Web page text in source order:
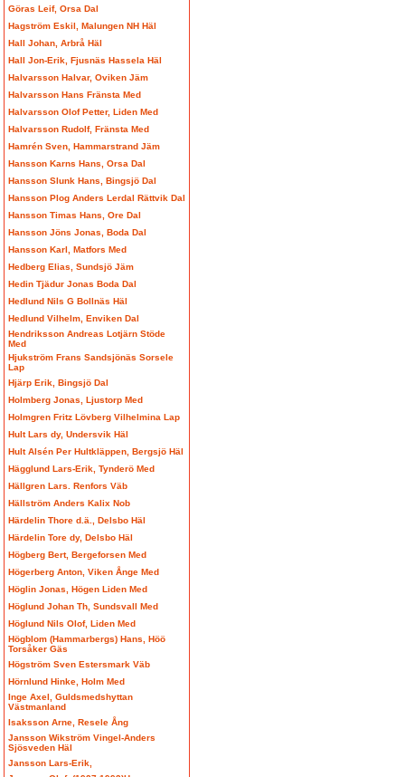
Göras Leif, Orsa Dal
Hagström Eskil, Malungen NH Häl
Hall Johan, Arbrå Häl
Hall Jon-Erik, Fjusnäs Hassela Häl
Halvarsson Halvar, Oviken Jäm
Halvarsson Hans Fränsta Med
Halvarsson Olof Petter, Liden Med
Halvarsson Rudolf, Fränsta Med
Hamrén Sven, Hammarstrand Jäm
Hansson Karns Hans, Orsa Dal
Hansson Slunk Hans, Bingsjö Dal
Hansson Plog Anders Lerdal Rättvik Dal
Hansson Timas Hans, Ore Dal
Hansson Jöns Jonas, Boda Dal
Hansson Karl, Matfors Med
Hedberg Elias, Sundsjö Jäm
Hedin Tjädur Jonas Boda Dal
Hedlund Nils G Bollnäs Häl
Hedlund Vilhelm, Enviken Dal
Hendriksson Andreas Lotjärn Stöde
Med
Hjukström Frans Sandsjönäs Sorsele
Lap
Hjärp Erik, Bingsjö Dal
Holmberg Jonas, Ljustorp Med
Holmgren Fritz Lövberg Vilhelmina Lap
Hult Lars dy, Undersvik Häl
Hult Alsén Per Hultkläppen, Bergsjö Häl
Hägglund Lars-Erik, Tynderö Med
Hällgren Lars. Renfors Väb
Hällström Anders Kalix Nob
Härdelin Thore d.ä., Delsbo Häl
Härdelin Tore dy, Delsbo Häl
Högberg Bert, Bergeforsen Med
Högerberg Anton, Viken Ånge Med
Höglin Jonas, Högen Liden Med
Höglund Johan Th, Sundsvall Med
Höglund Nils Olof, Liden Med
Högblom (Hammarbergs) Hans, Höö
Torsåker Gäs
Högström Sven Estersmark Väb
Hörnlund Hinke, Holm Med
Inge Axel, Guldsmedshyttan
Västmanland
Isaksson Arne, Resele Ång
Jansson Wikström Vingel-Anders
Sjösveden Häl
Jansson Lars-Erik,